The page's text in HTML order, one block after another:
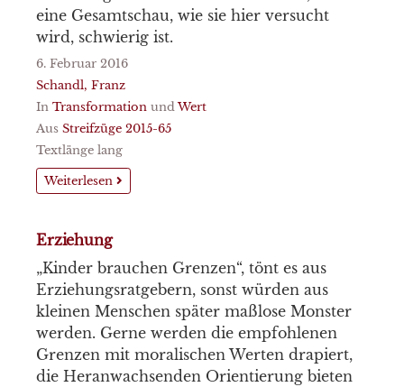
eine Gesamtschau, wie sie hier versucht
wird, schwierig ist.
6. Februar 2016
Schandl, Franz
In Transformation undWert
Aus Streifzüge 2015-65
Textlänge lang
Weiterlesen
Erziehung
„Kinder brauchen Grenzen“, tönt es aus
Erziehungsratgebern, sonst würden aus
kleinen Menschen später maßlose Monster
werden. Gerne werden die empfohlenen
Grenzen mit moralischen Werten drapiert,
die Heranwachsenden Orientierung bieten